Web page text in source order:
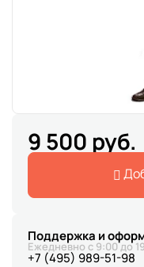
9 500 руб.
Поддержка и
Ежедневно с 9:00 до
+7 (495) 989-51-98